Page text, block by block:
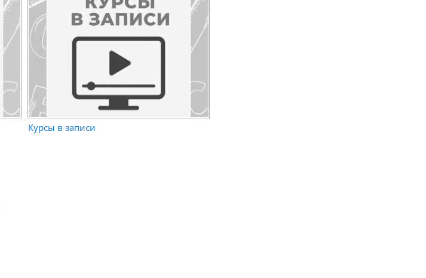
Курсы в записи